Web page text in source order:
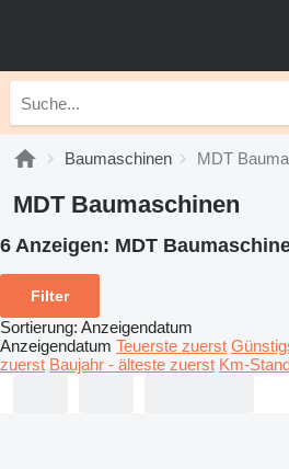
Baumaschinen MDT
MDT Baumaschinen
6 Anzeigen: MDT
Filter
Sortierung: Anzeigendatum
Anzeigendatum Teuerste zuerst
zuerst Baujahr - älteste zuerst Km-